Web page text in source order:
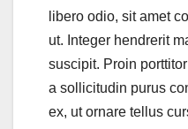
libero odio, sit amet
ut. Integer hendrerit
suscipit. Proin
a sollicitudin purus
ex, ut ornare tellus